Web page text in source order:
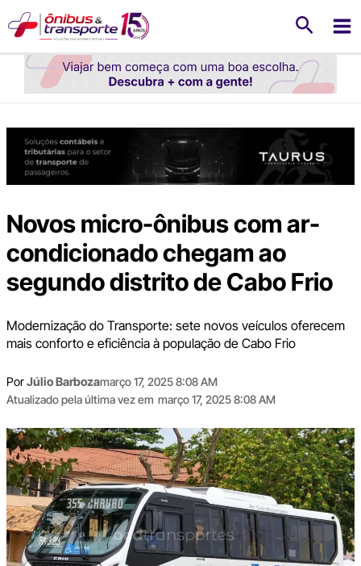
para
conteúdo
Novos micro-ônibus com ar-
condicionado chegam ao
segundo distrito de Cabo Frio
Modernização do Transporte: sete novos veículos oferecem
mais conforto e eficiência à população de Cabo Frio
PorJúlio Barbozamarço 17, 2025 8:08 AM
Atualizado pela última vez em março 17, 2025 8:08 AM